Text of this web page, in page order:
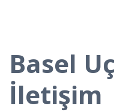
Basel
İletişim